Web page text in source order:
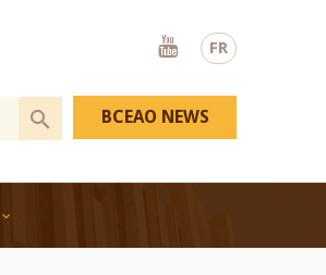
FR
Youtube
BCEAO NEWS